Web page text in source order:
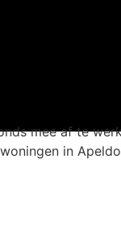
mee af te
in